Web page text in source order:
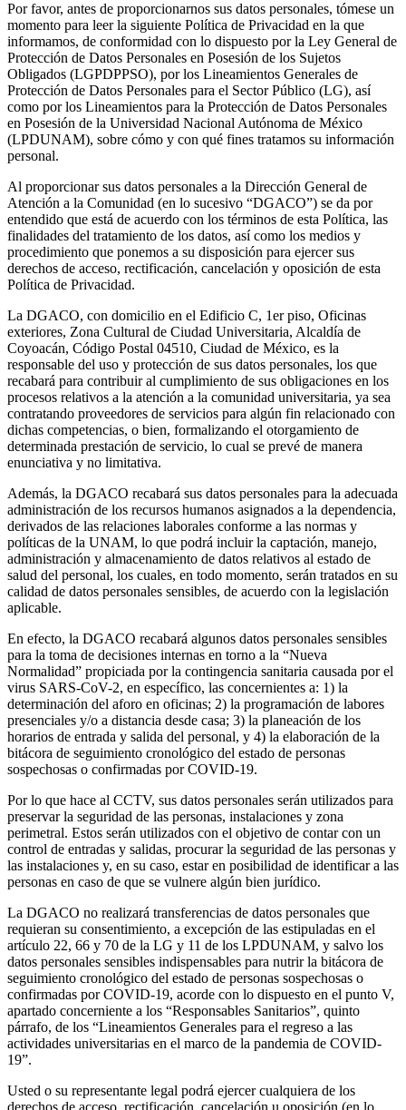
Por favor, antes de proporcionarnos sus datos personales, tómese un
momento para leer la siguiente Política de Privacidad en la que
informamos, de conformidad con lo dispuesto por la Ley General de
Protección de Datos Personales en Posesión de los Sujetos
Obligados (LGPDPPSO), por los Lineamientos Generales de
Protección de Datos Personales para el Sector Público (LG), así
como por los Lineamientos para la Protección de Datos Personales
en Posesión de la Universidad Nacional Autónoma de México
(LPDUNAM), sobre cómo y con qué fines tratamos su información
personal.
Al proporcionar sus datos personales a la Dirección General de
Atención a la Comunidad (en lo sucesivo “DGACO”) se da por
entendido que está de acuerdo con los términos de esta Política, las
finalidades del tratamiento de los datos, así como los medios y
procedimiento que ponemos a su disposición para ejercer sus
derechos de acceso, rectificación, cancelación y oposición de esta
Política de Privacidad.
La DGACO, con domicilio en el Edificio C, 1er piso, Oficinas
exteriores, Zona Cultural de Ciudad Universitaria, Alcaldía de
Coyoacán, Código Postal 04510, Ciudad de México, es la
responsable del uso y protección de sus datos personales, los que
recabará para contribuir al cumplimiento de sus obligaciones en los
procesos relativos a la atención a la comunidad universitaria, ya sea
contratando proveedores de servicios para algún fin relacionado con
dichas competencias, o bien, formalizando el otorgamiento de
determinada prestación de servicio, lo cual se prevé de manera
enunciativa y no limitativa.
Además, la DGACO recabará sus datos personales para la adecuada
administración de los recursos humanos asignados a la dependencia,
derivados de las relaciones laborales conforme a las normas y
políticas de la UNAM, lo que podrá incluir la captación, manejo,
administración y almacenamiento de datos relativos al estado de
salud del personal, los cuales, en todo momento, serán tratados en su
calidad de datos personales sensibles, de acuerdo con la legislación
aplicable.
En efecto, la DGACO recabará algunos datos personales sensibles
para la toma de decisiones internas en torno a la “Nueva
Normalidad” propiciada por la contingencia sanitaria causada por el
virus SARS-CoV-2, en específico, las concernientes a: 1) la
determinación del aforo en oficinas; 2) la programación de labores
presenciales y/o a distancia desde casa; 3) la planeación de los
horarios de entrada y salida del personal, y 4) la elaboración de la
bitácora de seguimiento cronológico del estado de personas
sospechosas o confirmadas por COVID-19.
Por lo que hace al CCTV, sus datos personales serán utilizados para
preservar la seguridad de las personas, instalaciones y zona
perimetral. Estos serán utilizados con el objetivo de contar con un
control de entradas y salidas, procurar la seguridad de las personas y
las instalaciones y, en su caso, estar en posibilidad de identificar a las
personas en caso de que se vulnere algún bien jurídico.
La DGACO no realizará transferencias de datos personales que
requieran su consentimiento, a excepción de las estipuladas en el
artículo 22, 66 y 70 de la LG y 11 de los LPDUNAM, y salvo los
datos personales sensibles indispensables para nutrir la bitácora de
seguimiento cronológico del estado de personas sospechosas o
confirmadas por COVID-19, acorde con lo dispuesto en el punto V,
apartado concerniente a los “Responsables Sanitarios”, quinto
párrafo, de los “Lineamientos Generales para el regreso a las
actividades universitarias en el marco de la pandemia de COVID-
19”.
Usted o su representante legal podrá ejercer cualquiera de los